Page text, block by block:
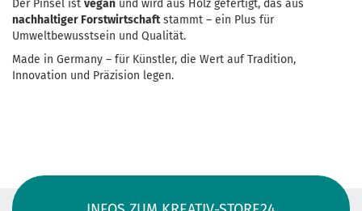
Der Pinsel ist vegan und wird aus Holz gefertigt, das aus
nachhaltiger Forstwirtschaftstammt – ein Plus für
Umweltbewusstsein und Qualität.
Made in Germany – für Künstler, die Wert auf Tradition,
Innovation und Präzision legen.